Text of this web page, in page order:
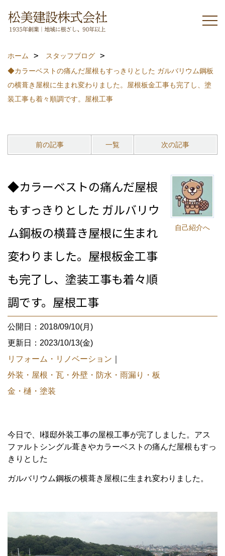
ホーム
スタッフブログ
◆カラーベストの痛んだ屋根もすっきりとした ガルバリウム鋼板
の横葺き屋根に生まれ変わりました。屋根板金工事も完了し、塗
装工事も着々順調です。屋根工事
前の記事 一覧 次の記事
自己紹介へ
◆カラーベストの痛んだ屋根
もすっきりとした ガルバリウ
ム鋼板の横葺き屋根に生まれ
変わりました。屋根板金工事
も完了し、塗装工事も着々順
調です。屋根工事
公開日：2018/09/10(月)
更新日：2023/10/13(金)
リフォーム・リノベーション
外装・屋根・瓦・外壁・防水・雨漏り・板
金・樋・塗装
今日で、I様邸外装工事の屋根工事が完了しました。アス
ファルトシングル葺きやカラーベストの痛んだ屋根もすっ
きりとした
ガルバリウム鋼板の横葺き屋根に生まれ変わりました。